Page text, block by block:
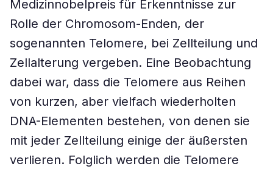
Medizinnobelpreis für Erkenntnisse zur
Rolle der Chromosom-Enden, der
sogenannten Telomere, bei Zellteilung und
Zellalterung vergeben. Eine Beobachtung
dabei war, dass die Telomere aus Reihen
von kurzen, aber vielfach wiederholten
DNA-Elementen bestehen, von denen sie
mit jeder Zellteilung einige der äußersten
verlieren. Folglich werden die Telomere